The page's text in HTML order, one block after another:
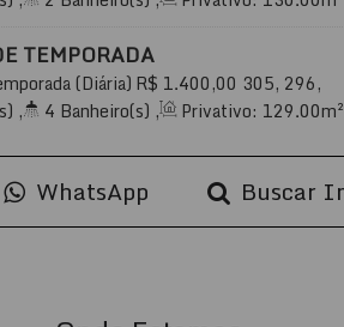
, Útil: 130.00m²
TEMPORADA
R$ 1.400,00
(Diária) 305, 296,
Praia, Itapema, Santa Catarina, Brasil
, 4 Banheiro(s) , Privativo: 129.00m²
Mar, Útil:129.00m²
WhatsApp Buscar